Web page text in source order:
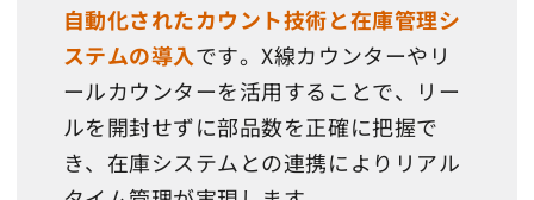
自動化されたカウント技術と在庫管理シ
ステムの導入です。X線カウンターやリ
ールカウンターを活用することで、リー
ルを開封せずに部品数を正確に把握で
き、在庫システムとの連携によりリアル